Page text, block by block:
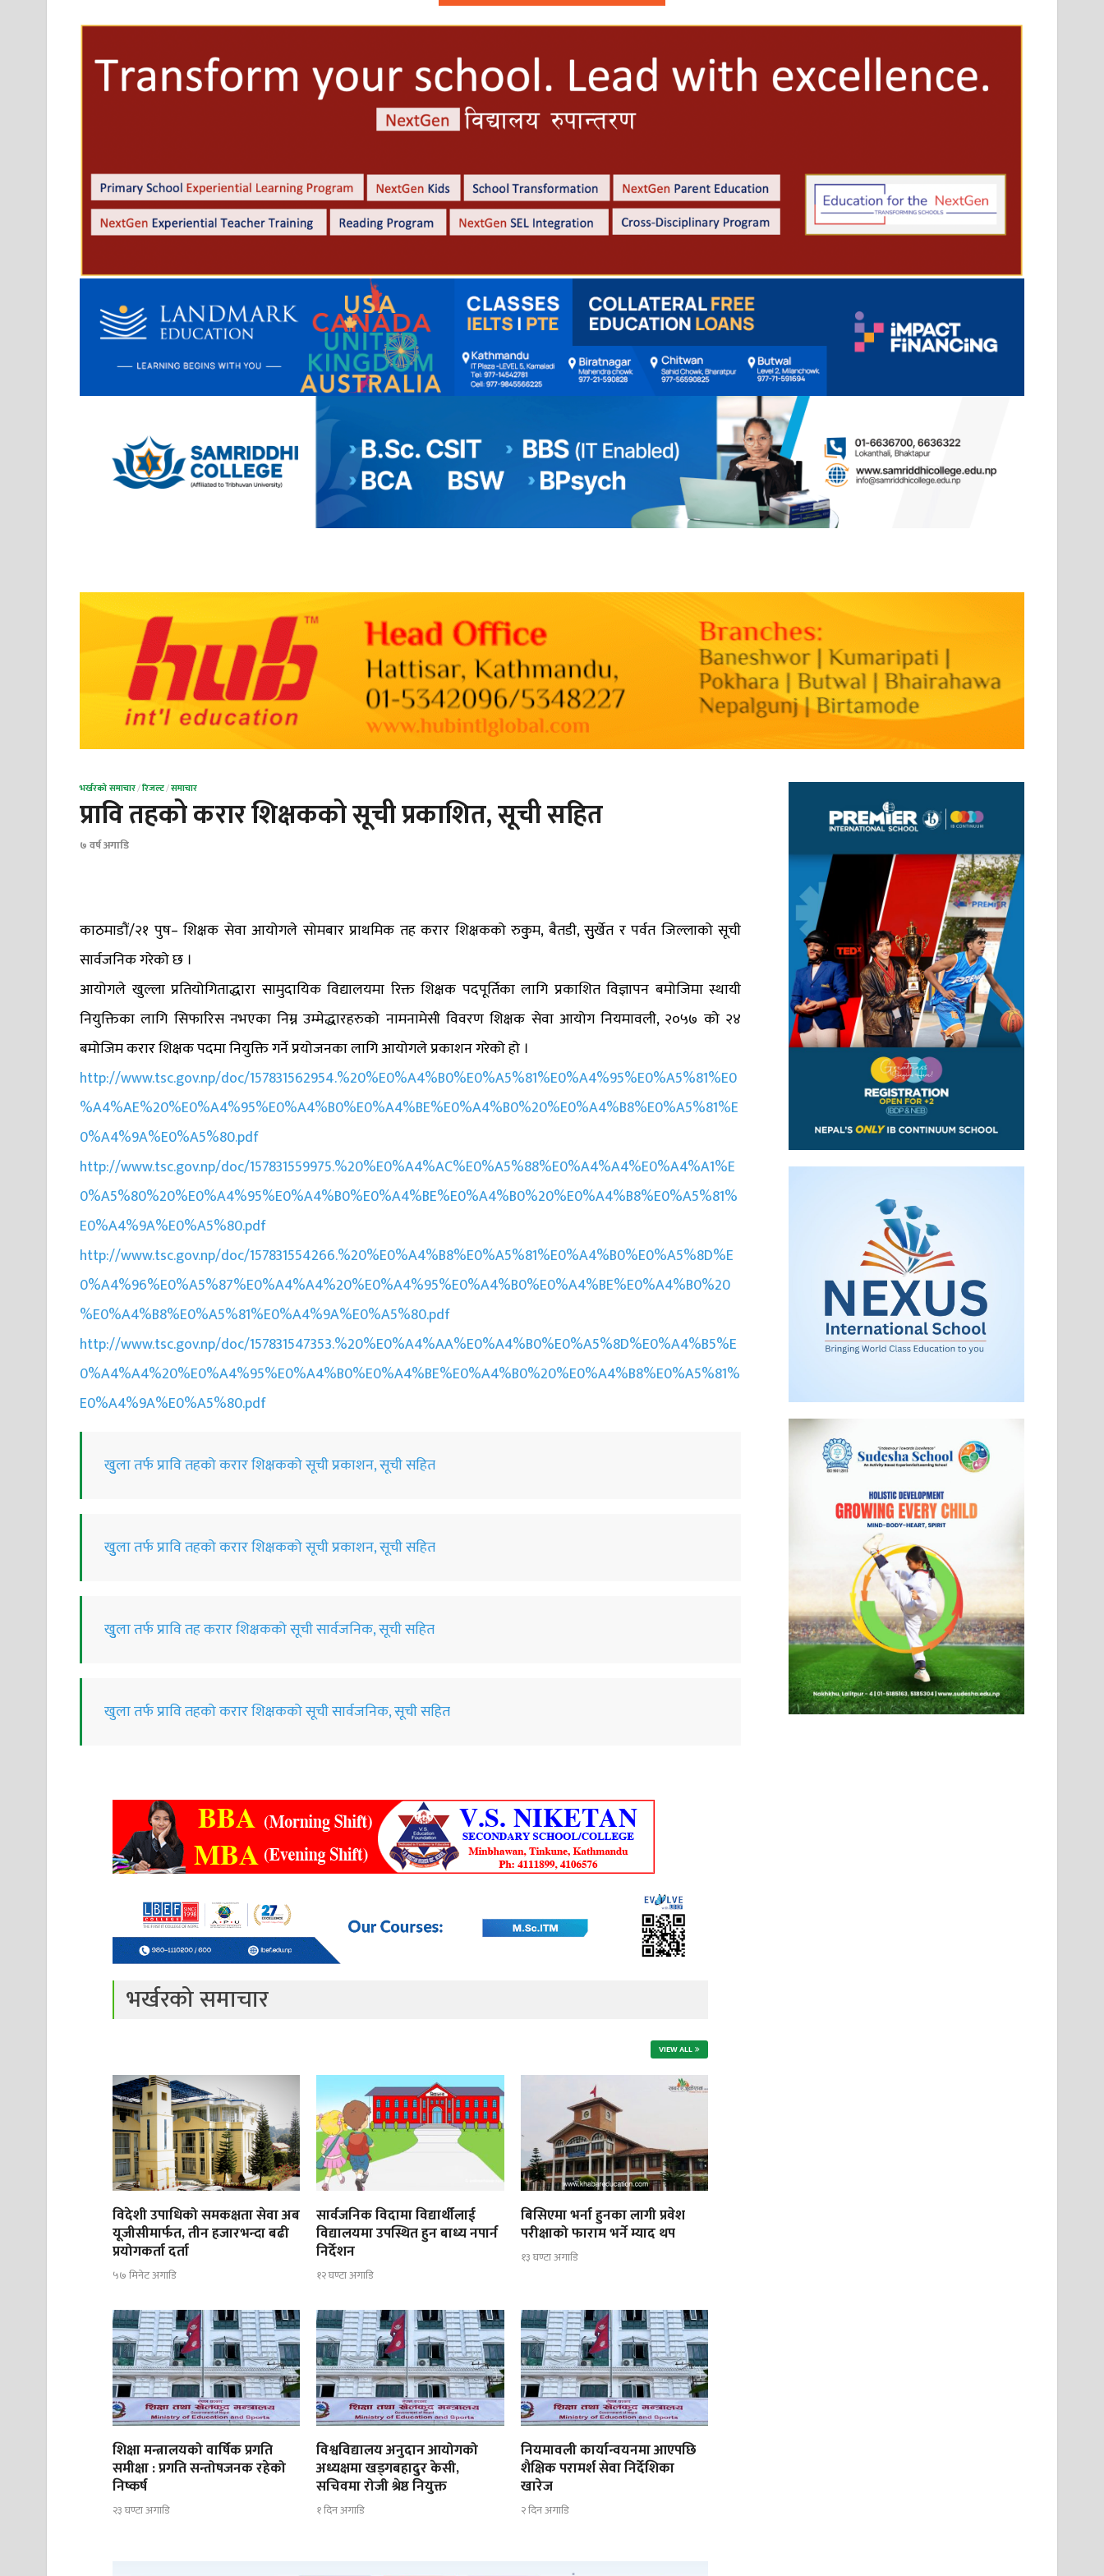
भर्खरको समाचार/रिजल्ट/समाचार
प्रावि तहको करार शिक्षकको सूची प्रकाशित, सूची सहित
७ वर्ष अगाडि
काठमाडौं/२१ पुष– शिक्षक सेवा आयोगले सोमबार प्राथमिक तह करार शिक्षकको रुकुुम, बैतडी, सुुर्खेत र पर्वत जिल्लाको सूची
सार्वजनिक गरेको छ ।
आयोगले खुल्ला प्रतियोगिताद्धारा सामुदायिक विद्यालयमा रिक्त शिक्षक पदपूर्तिका लागि प्रकाशित विज्ञापन बमोजिमा स्थायी
नियुक्तिका लागि सिफारिस नभएका निम्न उम्मेद्धारहरुको नामनामेसी विवरण शिक्षक सेवा आयोग नियमावली, २०५७ को २४
बमोजिम करार शिक्षक पदमा नियुक्ति गर्ने प्रयोजनका लागि आयोगले प्रकाशन गरेको हो ।
http://www.tsc.gov.np/doc/157831562954.%20%E0%A4%B0%E0%A5%81%E0%A4%95%E0%A5%81%E0
%A4%AE%20%E0%A4%95%E0%A4%B0%E0%A4%BE%E0%A4%B0%20%E0%A4%B8%E0%A5%81%E
0%A4%9A%E0%A5%80.pdf
http://www.tsc.gov.np/doc/157831559975.%20%E0%A4%AC%E0%A5%88%E0%A4%A4%E0%A4%A1%E
0%A5%80%20%E0%A4%95%E0%A4%B0%E0%A4%BE%E0%A4%B0%20%E0%A4%B8%E0%A5%81%
E0%A4%9A%E0%A5%80.pdf
http://www.tsc.gov.np/doc/157831554266.%20%E0%A4%B8%E0%A5%81%E0%A4%B0%E0%A5%8D%E
0%A4%96%E0%A5%87%E0%A4%A4%20%E0%A4%95%E0%A4%B0%E0%A4%BE%E0%A4%B0%20
%E0%A4%B8%E0%A5%81%E0%A4%9A%E0%A5%80.pdf
http://www.tsc.gov.np/doc/157831547353.%20%E0%A4%AA%E0%A4%B0%E0%A5%8D%E0%A4%B5%E
0%A4%A4%20%E0%A4%95%E0%A4%B0%E0%A4%BE%E0%A4%B0%20%E0%A4%B8%E0%A5%81%
E0%A4%9A%E0%A5%80.pdf
खुुला तर्फ प्रावि तहको करार शिक्षकको सूची प्रकाशन, सूची सहित
खुुला तर्फ प्रावि तहको करार शिक्षकको सूची प्रकाशन, सूची सहित
खुुला तर्फ प्रावि तह करार शिक्षकको सूची सार्वजनिक, सूची सहित
खुला तर्फ प्रावि तहको करार शिक्षकको सूची सार्वजनिक, सूची सहित
भर्खरको समाचार
VIEW ALL
विदेशी उपाधिको समकक्षता सेवा अब
यूजीसीमार्फत, तीन हजारभन्दा बढी
प्रयोगकर्ता दर्ता
५७ मिनेट अगाडि
सार्वजनिक विदामा विद्यार्थीलाई
विद्यालयमा उपस्थित हुन बाध्य नपार्न
निर्देशन
१२ घण्टा अगाडि
बिसिएमा भर्ना हुनका लागी प्रवेश
परीक्षाको फाराम भर्ने म्याद थप
१३ घण्टा अगाडि
शिक्षा मन्त्रालयको वार्षिक प्रगति
समीक्षा : प्रगति सन्तोषजनक रहेको
निष्कर्ष
२३ घण्टा अगाडि
विश्वविद्यालय अनुदान आयोगको
अध्यक्षमा खड्गबहादुर केसी,
सचिवमा रोजी श्रेष्ठ नियुक्त
१ दिन अगाडि
नियमावली कार्यान्वयनमा आएपछि
शैक्षिक परामर्श सेवा निर्देशिका
खारेज
२ दिन अगाडि